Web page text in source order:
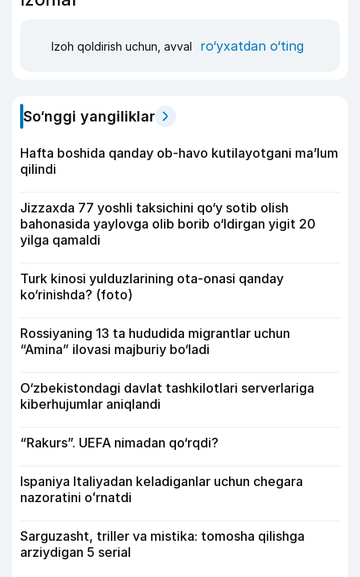
Izoh qoldirish uchun, avval ro‘yxatdan o‘ting
So‘nggi yangiliklar
Hafta boshida qanday ob-havo kutilayotgani ma’lum
qilindi
Jizzaxda 77 yoshli taksichini qo‘y sotib olish
bahonasida yaylovga olib borib o‘ldirgan yigit 20
yilga qamaldi
Turk kinosi yulduzlarining ota-onasi qanday
ko‘rinishda? (foto)
Rossiyaning 13 ta hududida migrantlar uchun
“Amina” ilovasi majburiy bo‘ladi
O‘zbekistondagi davlat tashkilotlari serverlariga
kiberhujumlar aniqlandi
“Rakurs”. UEFA nimadan qo‘rqdi?
Ispaniya Italiyadan keladiganlar uchun chegara
nazoratini oʻrnatdi
Sarguzasht, triller va mistika: tomosha qilishga
arziydigan 5 serial